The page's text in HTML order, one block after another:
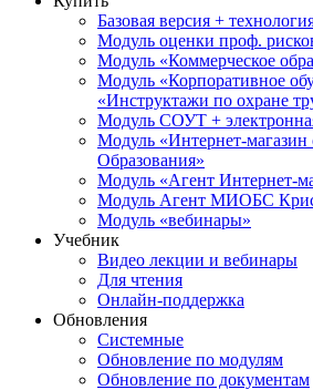
Базовая версия +
Модуль оценки проф.
Модуль «Коммерческое
Модуль «Корпоративное
«Инструктажи по охране
Модуль СОУТ +
Модуль «Интернет-магазин
Образования»
Модуль «Агент Интернет-
Модуль Агент МИОБС
Модуль «вебинары»
Учебник
Видео лекции и вебинары
Для чтения
Онлайн-поддержка
Обновления
Системные
Обновление по модулям
Обновление по документам